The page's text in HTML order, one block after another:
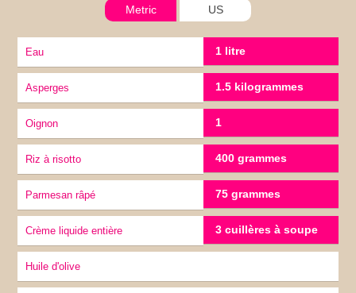
Metric US
eau 1 litre
Asperges 1.5 kilogrammes
oignon 1
riz à risotto 400 grammes
Parmesan râpé 75 grammes
Crème liquide entière 3 cuillères à soupe
Huile d'olive